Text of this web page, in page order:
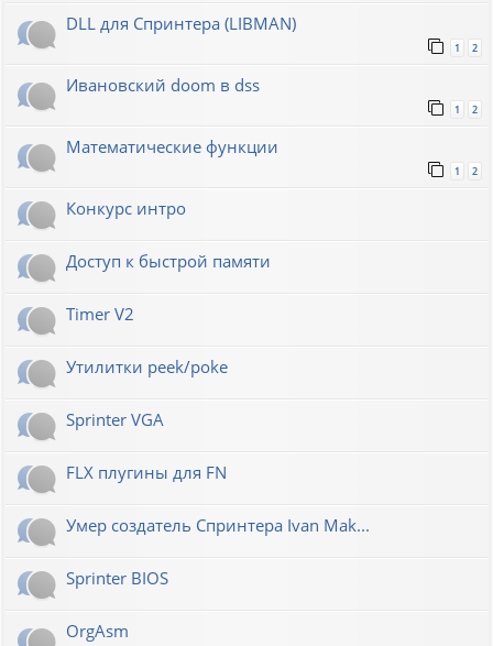
DLL для Спринтера (LIBMAN)
1 2
Ивановский doom в dss
1 2
Математические функции
1 2
Конкурс интро
Доступ к быстрой памяти
Timer V2
Утилитки peek/poke
Sprinter VGA
FLX плугины для FN
Умер создатель Спринтера Ivan Mak...
Sprinter BIOS
OrgAsm